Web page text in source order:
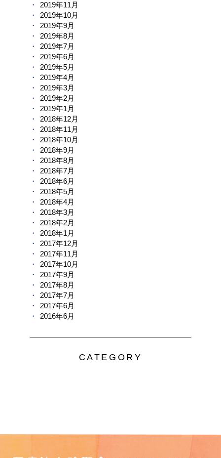
2019年11月
2019年10月
2019年9月
2019年8月
2019年7月
2019年6月
2019年5月
2019年4月
2019年3月
2019年2月
2019年1月
2018年12月
2018年11月
2018年10月
2018年9月
2018年8月
2018年7月
2018年6月
2018年5月
2018年4月
2018年3月
2018年2月
2018年1月
2017年12月
2017年11月
2017年10月
2017年9月
2017年8月
2017年7月
2017年6月
2016年6月
CATEGORY